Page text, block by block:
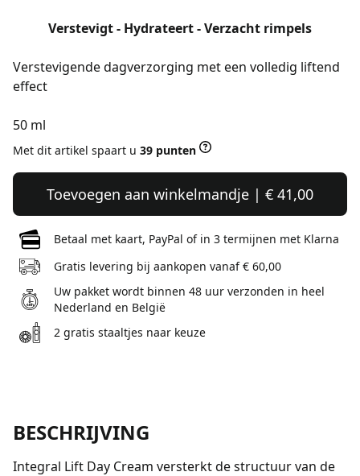
Verstevigt - Hydrateert - Verzacht rimpels
Verstevigende dagverzorging met een volledig liftend
effect
50 ml
Met dit artikel spaart u 39 punten
Toevoegen aan winkelmandje | € 41,00
Betaal met kaart, PayPal of in 3 termijnen met Klarna
Gratis levering bij aankopen vanaf € 60,00
Uw pakket wordt binnen 48 uur verzonden in heel
Nederland en België
2 gratis staaltjes naar keuze
BESCHRIJVING
Integral Lift Day Cream versterkt de structuur van de